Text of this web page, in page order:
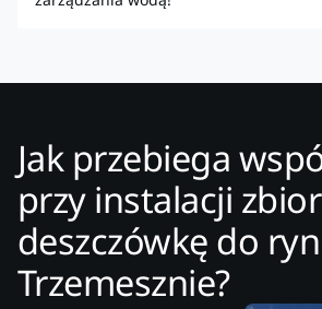
Jak przebiega
przy instalacji
deszczówkę do
Trzemesznie?